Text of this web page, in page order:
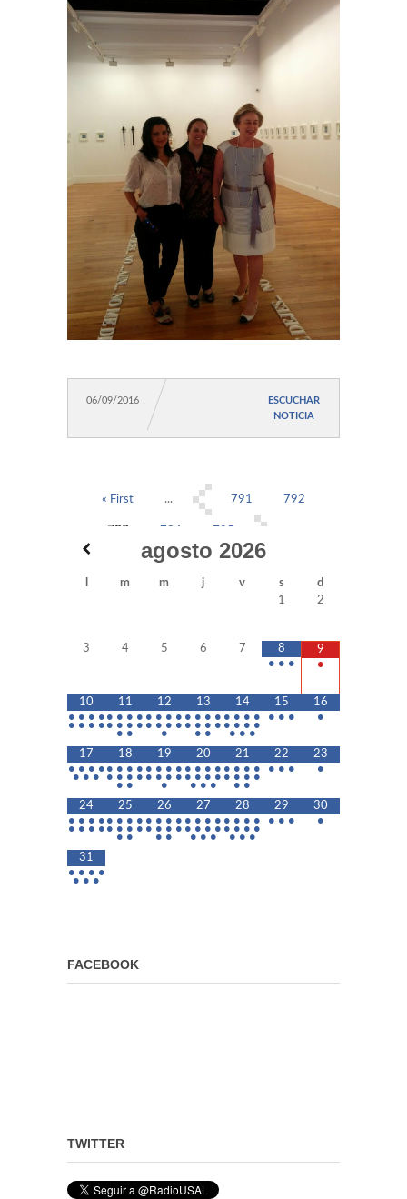
06/09/2016
ESCUCHAR
NOTICIA
« First ... 791 792
agosto 2026
m m j v s
d
1
2
3 4 5 6 7
8
• • •
9
•
10
• • • •
• • • •
11
• • • •
• • • •
• •
12
• • • •
• • • •
•
13
• • • •
• • • •
• •
14
• • • •
• • • •
• • •
15
• • •
16
•
17
• • • •
• • •
18
• • • •
• • • •
• •
19
• • • •
• • • •
•
20
• • • •
• • • •
• • •
21
• • • •
• • • •
• •
22
• • •
23
•
24
• • • •
• • • •
25
• • • •
• • • •
• •
26
• • • •
• • • •
• •
27
• • • •
• • • •
• • •
28
• • • •
• • • •
• • •
29
• • •
30
•
31
• • • •
• • •
FACEBOOK
TWITTER